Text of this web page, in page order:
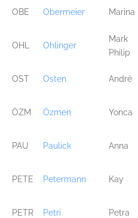
OBE Obermeier Marina
OHL Ohlinger
Mark
Philip
OST Osten André
ÖZM Özmen Yonca
PAU Paulick Anna
PETE Petermann Kay
PETR Petri Petra